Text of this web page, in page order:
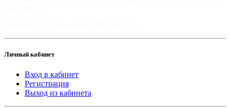
Личный кабинет
Вход в кабинет
Регистрация
Выход из кабинета